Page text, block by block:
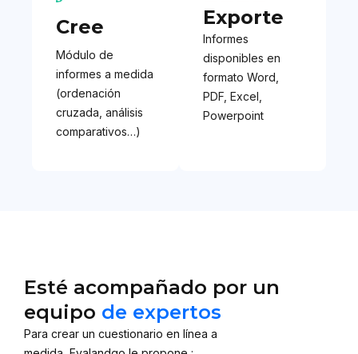
Cree
Módulo de
informes a medida
(ordenación
cruzada, análisis
comparativos…)
Exporte
Informes
disponibles en
formato Word,
PDF, Excel,
Powerpoint
Esté acompañado por un
equipo de expertos
Para crear un cuestionario en línea a